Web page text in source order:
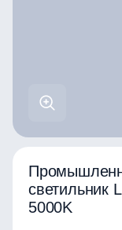
светильник
5000K